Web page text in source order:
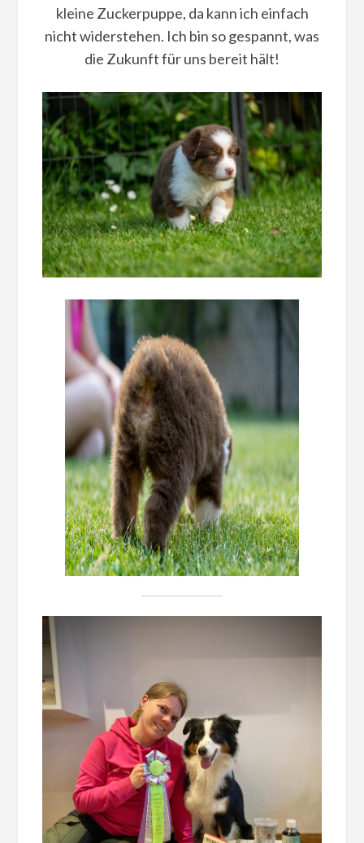
kleine Zuckerpuppe, da kann ich einfach
nicht widerstehen. Ich bin so gespannt, was
die Zukunft für uns bereit hält!